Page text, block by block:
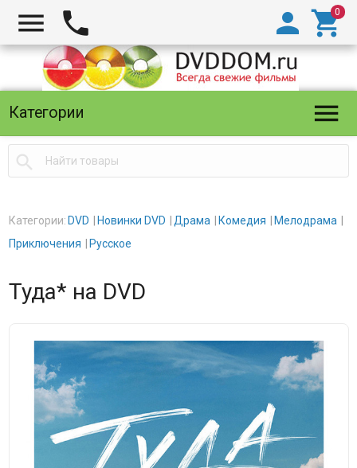
  

Категории 

Категории: DVD Новинки DVD Драма Комедия
Мелодрама
Приключения
Русское
Туда* на DVD